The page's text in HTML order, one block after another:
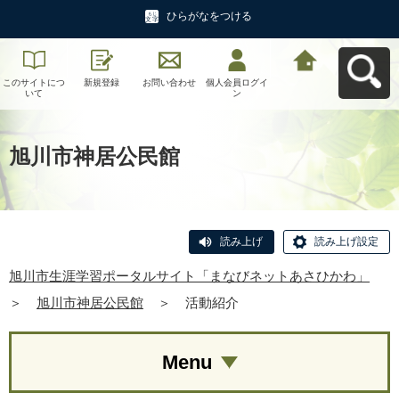
ひらがなをつける
このサイトにつ
いて
新規登録 お問い合わせ
個人会員ログイ
ン
旭川市神居公民館
読み上げ 読み上げ設定
旭川市生涯学習ポータルサイト「まなびネットあさひかわ」
＞
旭川市神居公民館 ＞ 活動紹介
Menu